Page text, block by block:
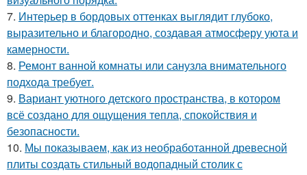
7. Интерьер в бордовых оттенках выглядит глубоко,
выразительно и благородно, создавая атмосферу уюта и
камерности.
8. Ремонт ванной комнаты или санузла внимательного
подхода требует.
9. Вариант уютного детского пространства, в котором
всё создано для ощущения тепла, спокойствия и
безопасности.
10. Мы показываем, как из необработанной древесной
плиты создать стильный водопадный столик с